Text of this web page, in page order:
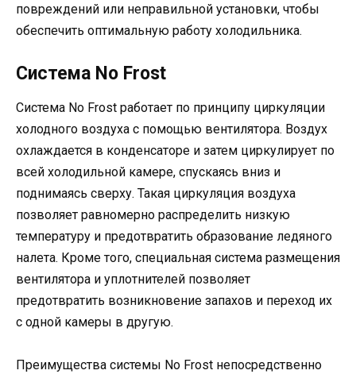
повреждений или неправильной установки, чтобы
обеспечить оптимальную работу холодильника.
Система No Frost
Система No Frost работает по принципу циркуляции
холодного воздуха с помощью вентилятора. Воздух
охлаждается в конденсаторе и затем циркулирует по
всей холодильной камере, спускаясь вниз и
поднимаясь сверху. Такая циркуляция воздуха
позволяет равномерно распределить низкую
температуру и предотвратить образование ледяного
налета. Кроме того, специальная система размещения
вентилятора и уплотнителей позволяет
предотвратить возникновение запахов и переход их
с одной камеры в другую.
Преимущества системы No Frost непосредственно